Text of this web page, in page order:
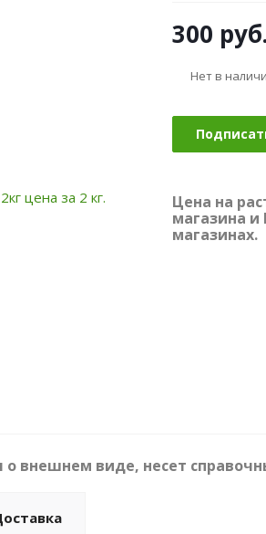
300 руб.
Нет в
Цена на
магазина
магазинах.
внешнем виде, несет